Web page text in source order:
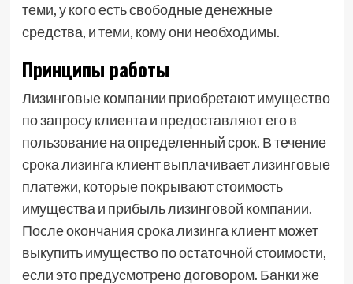
теми, у кого есть свободные денежные
средства, и теми, кому они необходимы.
Принципы работы
Лизинговые компании приобретают имущество
по запросу клиента и предоставляют его в
пользование на определенный срок. В течение
срока лизинга клиент выплачивает лизинговые
платежи, которые покрывают стоимость
имущества и прибыль лизинговой компании.
После окончания срока лизинга клиент может
выкупить имущество по остаточной стоимости,
если это предусмотрено договором. Банки же